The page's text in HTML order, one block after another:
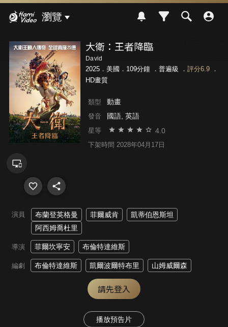
瀏覽
大衛：王者降臨
David
2025．美國．109分鐘 ． 普遍級 ． 評分6.9．
HD畫質
類型 動畫
發音 國語, 英語
星等 4.0
下架時間 2028年04月17日
演員 布蘭登英格曼 菲爾威肯
凱蒂伯恩斯坦
阿西姆喬杜里
導演 菲爾坎寧安 布倫特達維斯
編劇 布倫特達維斯 凱爾波爾特布里 山姆威爾森
請先登入
播放預告片